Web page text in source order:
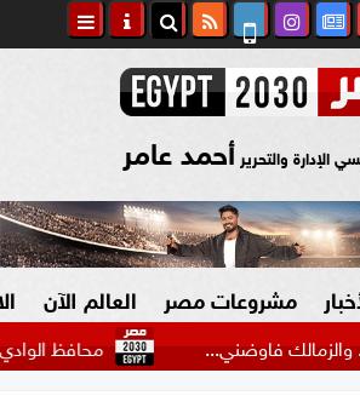
الإدارة والتحرير أحمد عامر
مشروعات مصر العالم الآن
محافظ الوادي الجديد